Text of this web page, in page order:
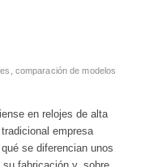
comparación de modelos
en relojes de alta
empresa
se diferencian unos